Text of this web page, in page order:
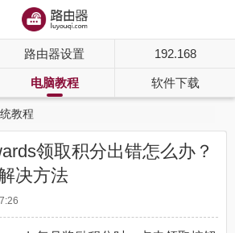
路由器设置 192.168
电脑教程 软件下载
教程
领取积分出错怎么办？
决方法